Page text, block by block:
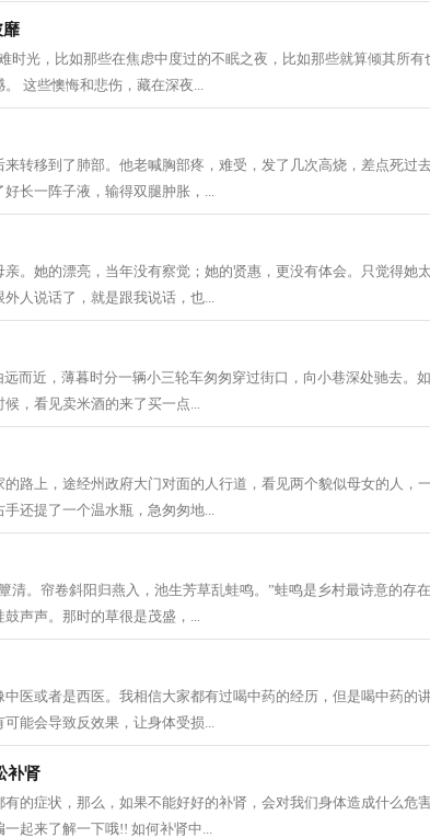
靡
时光，比如那些在焦虑中度过的不眠之夜，比如那些就算倾其所有
这些懊悔和悲伤，藏在深夜...
转移到了肺部。他老喊胸部疼，难受，发了几次高烧，差点死过
长一阵子液，输得双腿肿胀，...
。她的漂亮，当年没有察觉；她的贤惠，更没有体会。只觉得她
人说话了，就是跟我说话，也...
而近，薄暮时分一辆小三轮车匆匆穿过街口，向小巷深处驰去。
，看见卖米酒的来了买一点...
路上，途经州政府大门对面的人行道，看见两个貌似母女的人，
还提了一个温水瓶，急匆匆地...
清。帘卷斜阳归燕入，池生芳草乱蛙鸣。”蛙鸣是乡村最诗意的存
声声。那时的草很是茂盛，...
医或者是西医。我相信大家都有过喝中药的经历，但是喝中药的
能会导致反效果，让身体受损...
补肾
的症状，那么，如果不能好好的补肾，会对我们身体造成什么危
起来了解一下哦!! 如何补肾中...